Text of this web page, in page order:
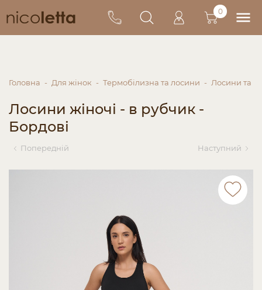
0
Головна Для жінок Термобілизна та лосини Лосини та
Лосини жіночі - в рубчик -
Бордові
Попередній Наступний